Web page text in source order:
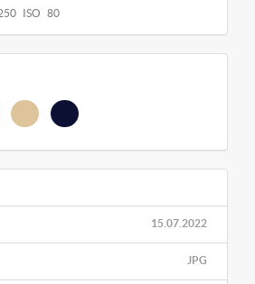
ISO 80
15.07.2022
JPG